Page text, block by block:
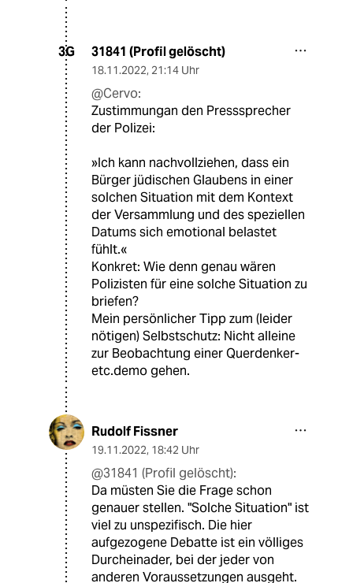
3G 31841 (Profil gelöscht)
18.11.2022, 21:14 Uhr
@Cervo:
Zustimmungan den Presssprecher
der Polizei:
»Ich kann nachvollziehen, dass ein
Bürger jüdischen Glaubens in einer
solchen Situation mit dem Kontext
der Versammlung und des speziellen
Datums sich emotional belastet
fühlt.«
Konkret: Wie denn genau wären
Polizisten für eine solche Situation zu
briefen?
Mein persönlicher Tipp zum (leider
nötigen) Selbstschutz: Nicht alleine
zur Beobachtung einer Querdenker-
etc.demo gehen.
Rudolf Fissner
19.11.2022, 18:42 Uhr
@31841 (Profil gelöscht):
Da müsten Sie die Frage schon
genauer stellen. "Solche Situation" ist
viel zu unspezifisch. Die hier
aufgezogene Debatte ist ein völliges
Durcheinader, bei der jeder von
anderen Voraussetzungen ausgeht.